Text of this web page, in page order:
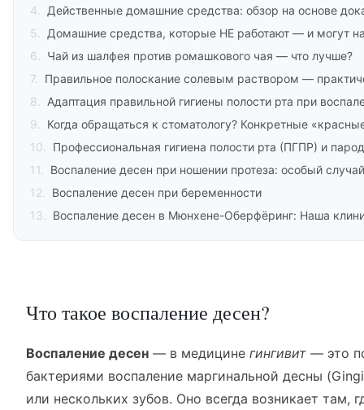
4
Действенные домашние средства: обзор на основе
5
Домашние средства, которые НЕ работают — и могут
6
Чай из шалфея против ромашкового чая — что лучше?
7.
Правильное полоскание солевым раствором —
8
Адаптация правильной гигиены полости рта при
9
Когда обращаться к стоматологу? Конкретные
10
Профессиональная гигиена полости рта (ПГПР) и
11
Воспаление десен при ношении протеза: особый случай
12
Воспаление десен при беременности
13
Воспаление десен в Мюнхене-Оберфёринг: Наша
Что такое воспаление десен?
Воспаление десен — в медицине гингивит — это
бактериями воспаление маргинальной десны
или нескольких зубов. Оно всегда возникает там,